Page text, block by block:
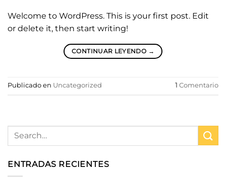
Welcome to WordPress. This is your first post. Edit
or delete it, then start writing!
CONTINUAR LEYENDO →
Publicado en Uncategorized 1 Comentario
ENTRADAS RECIENTES